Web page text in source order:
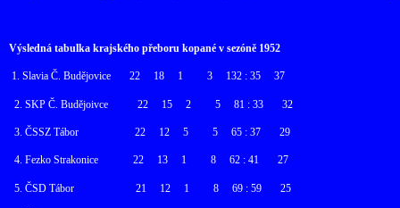
Výsledná tabulka krajského přeboru kopané v sezóně 1952
1. Slavia Č. Budějovice 22 18 1 3 132 : 35 37
2. SKP Č. Budějoivce 22 15 2 5 81 : 33 32
3. ČSSZ Tábor 22 12 5 5 65 : 37 29
4. Fezko Strakonice 22 13 1 8 62 : 41 27
5. ČSD Tábor 21 12 1 8 69 : 59 25